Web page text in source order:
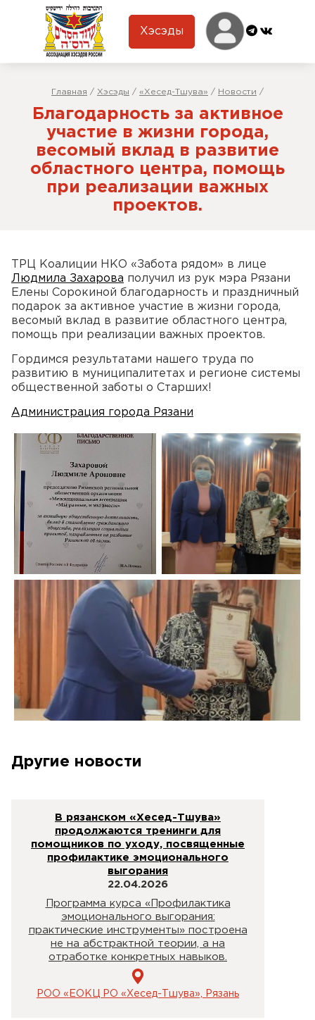
Хэсэды
Главная / Хэсэды / «Хесед-Тшува» / Новости /
Благодарность за активное
участие в жизни города,
весомый вклад в развитие
областного центра, помощь
при реализации важных
проектов.
ТРЦ Коалиции НКО «Забота рядом» в лице
Людмила Захарова получил из рук мэра Рязани
Елены Сорокиной благодарность и праздничный
подарок за активное участие в жизни города,
весомый вклад в развитие областного центра,
помощь при реализации важных проектов.
Гордимся результатами нашего труда по
развитию в муниципалитетах и регионе системы
общественной заботы о Старших!
Администрация города Рязани
Другие новости
В рязанском «Хесед-Тшува»
продолжаются тренинги для
помощников по уходу, посвященные
профилактике эмоционального
выгорания
22.04.2026
Программа курса «Профилактика
эмоционального выгорания:
практические инструменты» построена
не на абстрактной теории, а на
отработке конкретных навыков.
РОО «ЕОКЦ РО «Хесед-Тшува», Рязань